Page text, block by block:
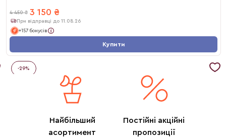
4 450 ₴ 3 150 ₴
При відправці до 11.08.26
+157 бонусів
Купити
-29%
Найбільший
асортимент
Постійні акційні
пропозиції